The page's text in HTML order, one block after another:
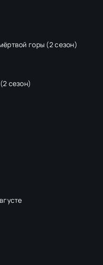
горы (2 сезон)
сезон)